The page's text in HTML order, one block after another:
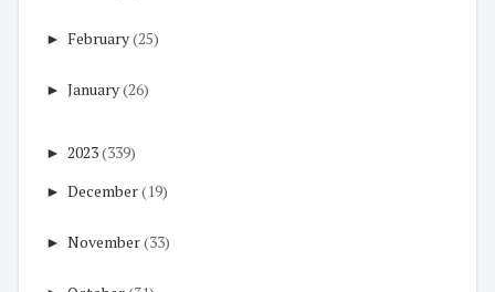
► February(25)
► January(26)
► 2023(339)
► December(19)
► November(33)